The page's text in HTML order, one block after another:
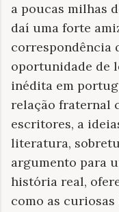
a poucas milhas
daí uma forte
correspondência
oportunidade de
inédita em
relação fraternal
escritores, a
literatura,
argumento para
história real,
como as